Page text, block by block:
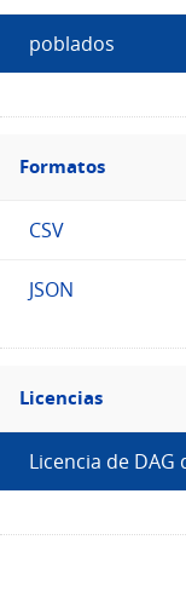
poblados
Filtro
Formatos
Formatos
CSV
JSON
Filtro
Licencias
Licencias
Licencia de DAG